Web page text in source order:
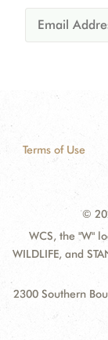
Terms of Use
©
WCS, the "W"
WILDLIFE, and
2300 Southern